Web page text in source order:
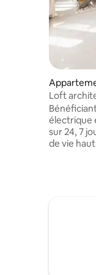
ki
Loft
Lekki
électrique
sur 24, 7
de vie
designer
Avec ses
aisance.
rapide,